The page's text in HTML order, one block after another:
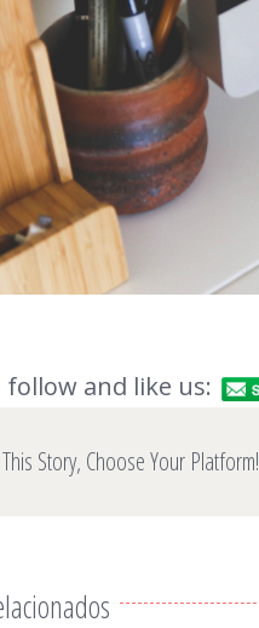
follow and like us:
Story, Choose Your Platform!